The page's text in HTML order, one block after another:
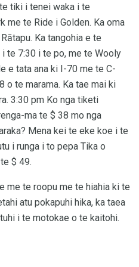
tiki i tenei waka i te
me te Ride i Golden. Ka oma
Ka tangohia e te
te 7:30 i te po, me te Wooly
e tata ana ki I-70 me te C-
o te marama. Ka tae mai ki
3:30 pm Ko nga tiketi
ma te $ 38 mo nga
Mena kei te eke koe i te
i runga i to pepa Tika o
$ 49.
me te roopu me te hiahia ki te
atu pokapuhi hika, ka taea
i te motokae o te kaitohi.